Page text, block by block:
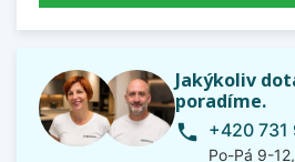
Jakýkoliv
poradíme.
phone +420 731
Po-Pá 9-